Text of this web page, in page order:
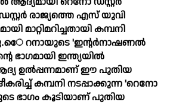
രാജ്യത്തെ എസ് യുവി
മാറ്റിമറിച്ചതായി കമ്പനി
റനായുടെ 'ഇന്റര്‍നാഷണല്‍
ഭാഗമായി ഇന്ത്യയില്‍
ഉല്‍പ്പന്നമാണ് ഈ പുതിയ
കമ്പനി നടപ്പാക്കുന്ന 'റെനോ
ഭാഗം കൂടിയാണ് പുതിയ